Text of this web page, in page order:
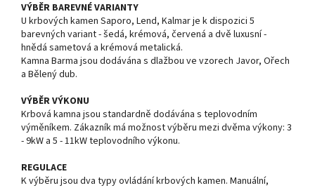
VÝBĚR BAREVNÉ VARIANTY
U krbových kamen Saporo, Lend, Kalmar je k dispozici 5
barevných variant - šedá, krémová, červená a dvě luxusní -
hnědá sametová a krémová metalická.
Kamna Barma jsou dodávána s dlažbou ve vzorech Javor, Ořech
a Bělený dub.
VÝBĚR VÝKONU
Krbová kamna jsou standardně dodávána s teplovodním
výměníkem. Zákazník má možnost výběru mezi dvěma výkony: 3
- 9kW a 5 - 11kW teplovodního výkonu.
REGULACE
K výběru jsou dva typy ovládání krbových kamen. Manuální,